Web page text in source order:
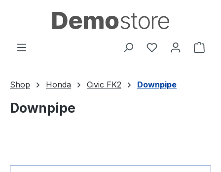
Zum Hauptinhalt springen
Du hast 0
Shop Honda Civic FK2 Downpipe
Downpipe